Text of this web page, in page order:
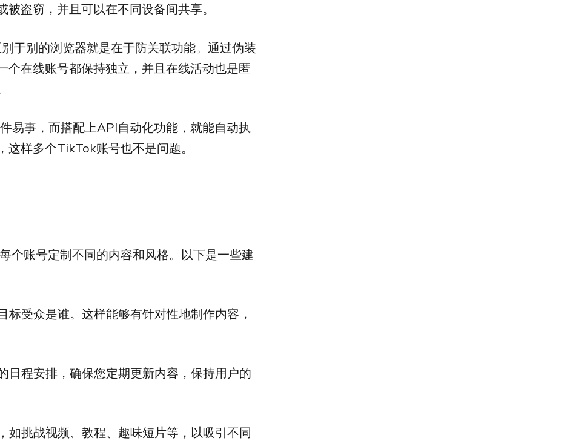
盗窃，并且可以在不同设备间共享。
于别的浏览器就是在于防关联功能。通过伪装
在线账号都保持独立，并且在线活动也是匿
易事，而搭配上API自动化功能，就能自动执
样多个TikTok账号也不是问题。
个账号定制不同的内容和风格。以下是一些建
标受众是谁。这样能够有针对性地制作内容，
日程安排，确保您定期更新内容，保持用户的
如挑战视频、教程、趣味短片等，以吸引不同